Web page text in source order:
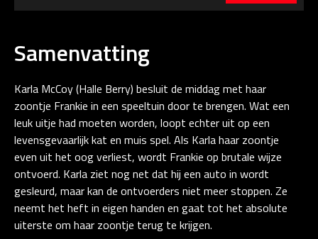
Samenvatting
Karla McCoy (Halle Berry) besluit de middag met haar
zoontje Frankie in een speeltuin door te brengen. Wat een
leuk uitje had moeten worden, loopt echter uit op een
levensgevaarlijk kat en muis spel. Als Karla haar zoontje
even uit het oog verliest, wordt Frankie op brutale wijze
ontvoerd. Karla ziet nog net dat hij een auto in wordt
gesleurd, maar kan de ontvoerders niet meer stoppen. Ze
neemt het heft in eigen handen en gaat tot het absolute
uiterste om haar zoontje terug te krijgen.